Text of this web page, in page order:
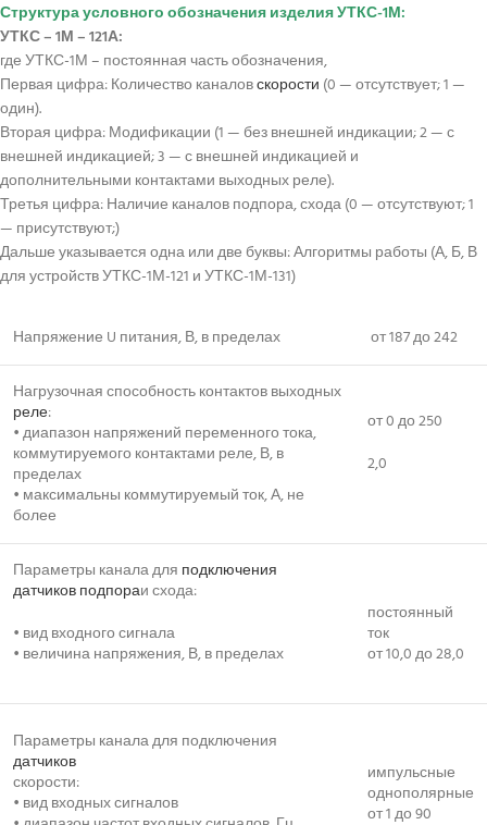
Структура условного обозначения изделия УТКС-1М:
УТКС – 1М – 121А:
где УТКС-1М – постоянная часть обозначения,
Первая цифра: Количество каналовскорости (0 — отсутствует; 1 —
один).
Вторая цифра: Модификации (1 — без внешней индикации; 2 — с
внешней индикацией; 3 — с внешней индикацией и
дополнительными контактами выходных реле).
Третья цифра: Наличие каналов подпора, схода (0 — отсутствуют; 1
— присутствуют;)
Дальше указывается одна или две буквы: Алгоритмы работы (А, Б, В
для устройств УТКС-1М-121 и УТКС-1М-131)
Напряжение U питания, В, в пределах от 187 до 242
Нагрузочная способность контактов выходных
реле:
• диапазон напряжений переменного тока,
коммутируемого контактами реле, В, в
пределах
• максимальны коммутируемый ток, А, не
более
от 0 до 250
2,0
Параметры канала для подключения
датчиков подпораи схода:
• вид входного сигнала
• величина напряжения, В, в пределах
постоянный
ток
от 10,0 до 28,0
Параметры канала для подключения
датчиков
скорости:
• вид входных сигналов
импульсные
однополярные
от 1 до 90